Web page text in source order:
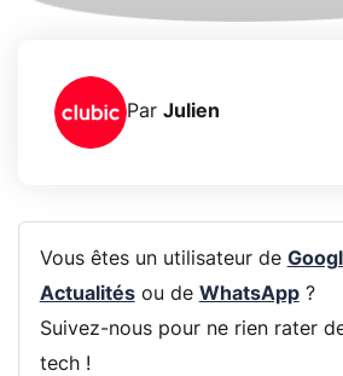
Par Julien
Vous êtes un utilisateur de
Actualitésou de WhatsApp?
Suivez-nous pour ne rien rater
tech !